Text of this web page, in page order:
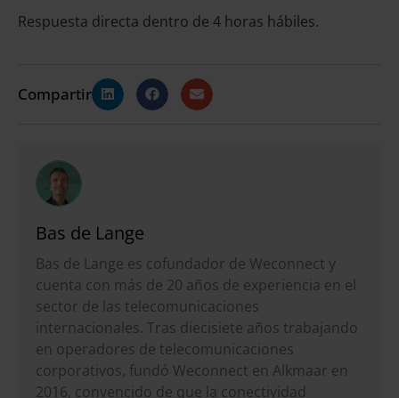
Respuesta directa dentro de 4 horas hábiles.
Compartir
Bas de Lange
Bas de Lange es cofundador de Weconnect y
cuenta con más de 20 años de experiencia en el
sector de las telecomunicaciones
internacionales. Tras diecisiete años trabajando
en operadores de telecomunicaciones
corporativos, fundó Weconnect en Alkmaar en
2016, convencido de que la conectividad